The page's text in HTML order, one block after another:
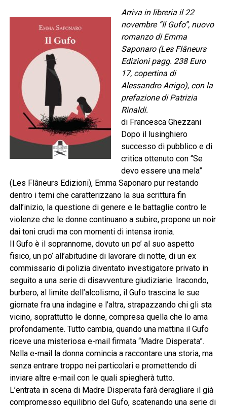
Arriva in libreria il 22
novembre “Il Gufo”, nuovo
romanzo di Emma
Saponaro (Les Flâneurs
Edizioni pagg. 238 Euro
17, copertina di
Alessandro Arrigo), con la
prefazione di Patrizia
Rinaldi.
di Francesca Ghezzani
Dopo il lusinghiero
successo di pubblico e di
critica ottenuto con “Se
devo essere una mela”
(Les Flâneurs Edizioni), Emma Saponaro pur restando
dentro i temi che caratterizzano la sua scrittura fin
dall’inizio, la questione di genere e le battaglie contro le
violenze che le donne continuano a subire, propone un noir
dai toni crudi ma con momenti di intensa ironia.
Il Gufo è il soprannome, dovuto un po’ al suo aspetto
fisico, un po’ all’abitudine di lavorare di notte, di un ex
commissario di polizia diventato investigatore privato in
seguito a una serie di disavventure giudiziarie. Iracondo,
burbero, al limite dell’alcolismo, il Gufo trascina le sue
giornate fra una indagine e l’altra, strapazzando chi gli sta
vicino, soprattutto le donne, compresa quella che lo ama
profondamente. Tutto cambia, quando una mattina il Gufo
riceve una misteriosa e-mail firmata “Madre Disperata”.
Nella e-mail la donna comincia a raccontare una storia, ma
senza entrare troppo nei particolari e promettendo di
inviare altre e-mail con le quali spiegherà tutto.
L’entrata in scena di Madre Disperata farà deragliare il già
compromesso equilibrio del Gufo, scatenando una serie di